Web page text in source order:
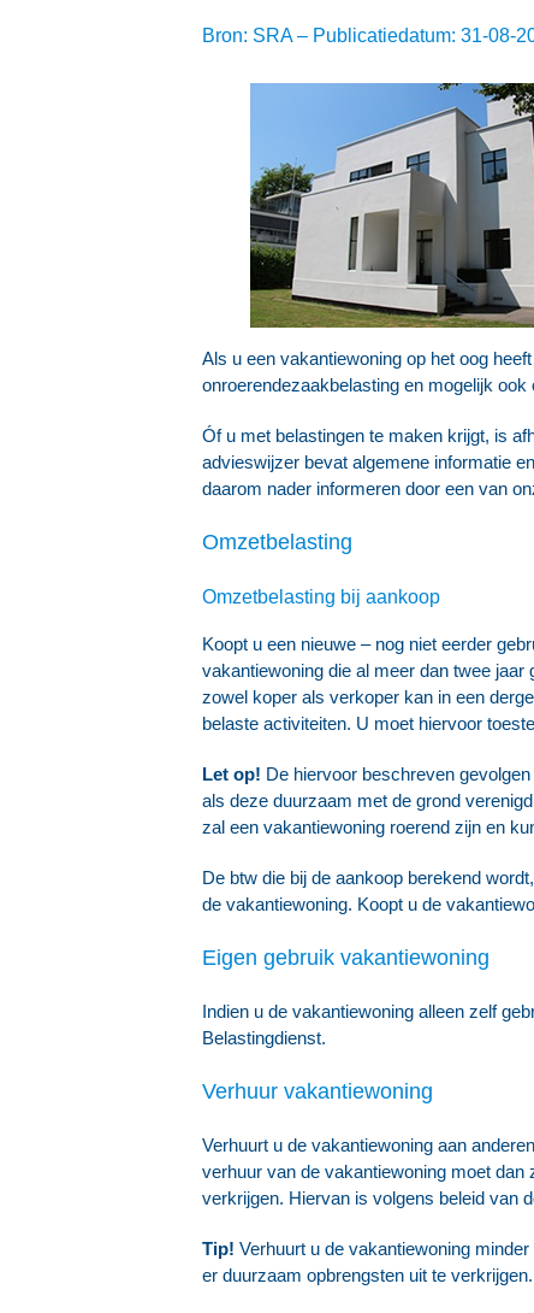
Bron: SRA – Publicatiedatum: 31-08-
Als u een vakantiewoning op het oog
onroerendezaakbelasting en mogelijk
Óf u met belastingen te maken krijgt, is
advieswijzer bevat algemene informatie
daarom nader informeren door een van
Omzetbelasting
Omzetbelasting bij aankoop
Koopt u een nieuwe – nog niet eerder
vakantiewoning die al meer dan twee
zowel koper als verkoper kan in een
belaste activiteiten. U moet hiervoor
Let op! De hiervoor beschreven
als deze duurzaam met de grond
zal een vakantiewoning roerend zijn en
De btw die bij de aankoop berekend
de vakantiewoning. Koopt u de
Eigen gebruik vakantiewoning
Indien u de vakantiewoning alleen zelf
Belastingdienst.
Verhuur vakantiewoning
Verhuurt u de vakantiewoning aan
verhuur van de vakantiewoning moet
verkrijgen. Hiervan is volgens beleid van
Tip! Verhuurt u de vakantiewoning
er duurzaam opbrengsten uit te